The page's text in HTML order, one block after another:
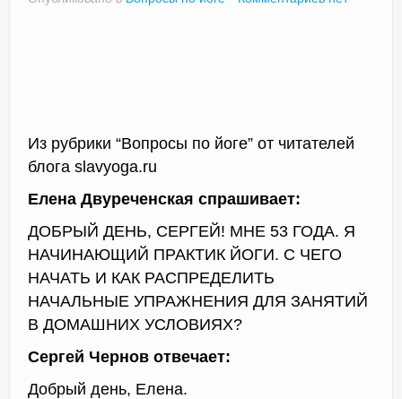
Доктор Чернов
Триггерные точки
Из рубрики “Вопросы по йоге” от читателей
блога slavyoga.ru
Елена Двуреченская спрашивает:
ДОБРЫЙ ДЕНЬ, СЕРГЕЙ! МНЕ 53 ГОДА. Я
НАЧИНАЮЩИЙ ПРАКТИК ЙОГИ. С ЧЕГО
НАЧАТЬ И КАК РАСПРЕДЕЛИТЬ
НАЧАЛЬНЫЕ УПРАЖНЕНИЯ ДЛЯ ЗАНЯТИЙ
В ДОМАШНИХ УСЛОВИЯХ?
Сергей Чернов отвечает:
Добрый день, Елена.